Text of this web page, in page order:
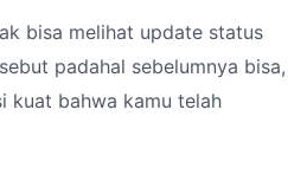
bisa melihat update status
padahal sebelumnya bisa,
kuat bahwa kamu telah